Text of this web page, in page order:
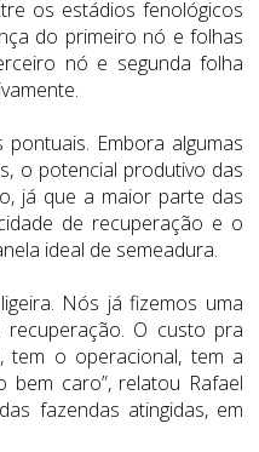
os estádios fenológicos
do primeiro nó e folhas
nó e segunda folha
Embora algumas
o potencial produtivo das
já que a maior parte das
de recuperação e o
ideal de semeadura.
Nós já fizemos uma
O custo pra
o operacional, tem a
bem caro”, relatou Rafael
fazendas atingidas, em